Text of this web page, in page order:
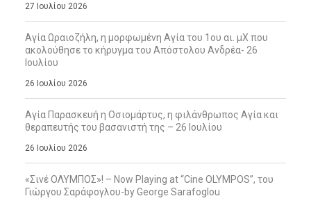
27 Ιουλίου 2026
Αγία Ωραιοζήλη, η μορφωμένη Αγία του 1ου αι. μΧ που
ακολούθησε το κήρυγμα του Απόστολου Ανδρέα- 26
Ιουλίου
26 Ιουλίου 2026
Αγία Παρασκευή η Οσιομάρτυς, η φιλάνθρωπος Αγία και
θεραπευτής του βασανιστή της – 26 Ιουλίου
26 Ιουλίου 2026
«Σινέ ΟΛΥΜΠΟΣ»! – Now Playing at “Cine OLYMPOS”, του
Γιώργου Σαράφογλου-by George Sarafoglou